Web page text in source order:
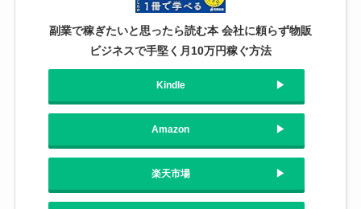
副業で稼ぎたいと思ったら読む本 会社に頼らず物販
ビジネスで手堅く月10万円稼ぐ方法
Kindle
Amazon
楽天市場